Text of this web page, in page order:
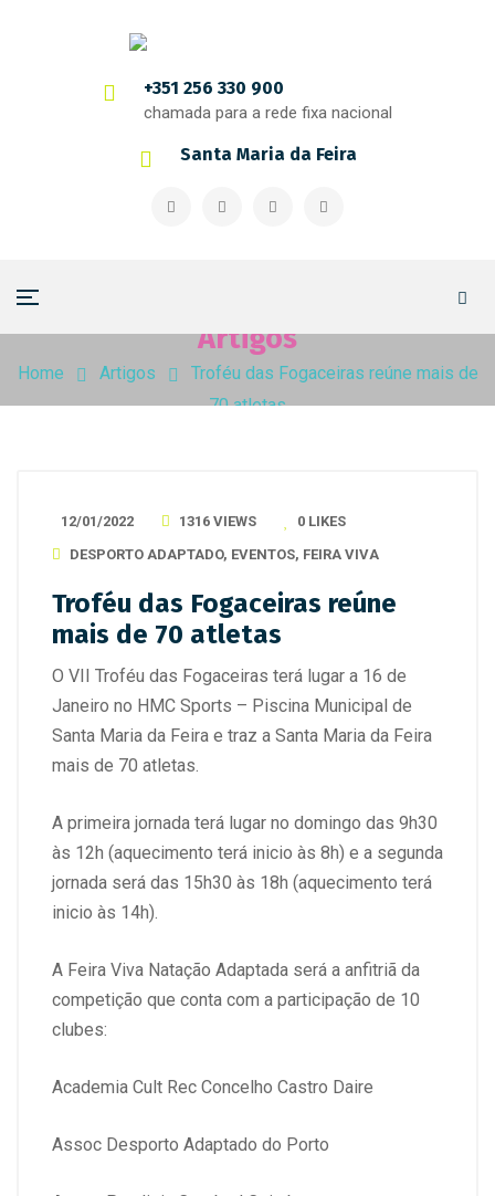
+351 256 330 900
chamada para a rede fixa nacional
Santa Maria da Feira
Artigos
Home Artigos
Troféu das Fogaceiras reúne mais de
70 atletas
12/01/2022 1316 VIEWS 0 LIKES
DESPORTO ADAPTADO, EVENTOS, FEIRA VIVA
Troféu das Fogaceiras reúne
mais de 70 atletas
O VII Troféu das Fogaceiras terá lugar a 16 de
Janeiro no HMC Sports – Piscina Municipal de
Santa Maria da Feira e traz a Santa Maria da Feira
mais de 70 atletas.
A primeira jornada terá lugar no domingo das 9h30
às 12h (aquecimento terá inicio às 8h) e a segunda
jornada será das 15h30 às 18h (aquecimento terá
inicio às 14h).
A Feira Viva Natação Adaptada será a anfitriã da
competição que conta com a participação de 10
clubes:
Academia Cult Rec Concelho Castro Daire
Assoc Desporto Adaptado do Porto